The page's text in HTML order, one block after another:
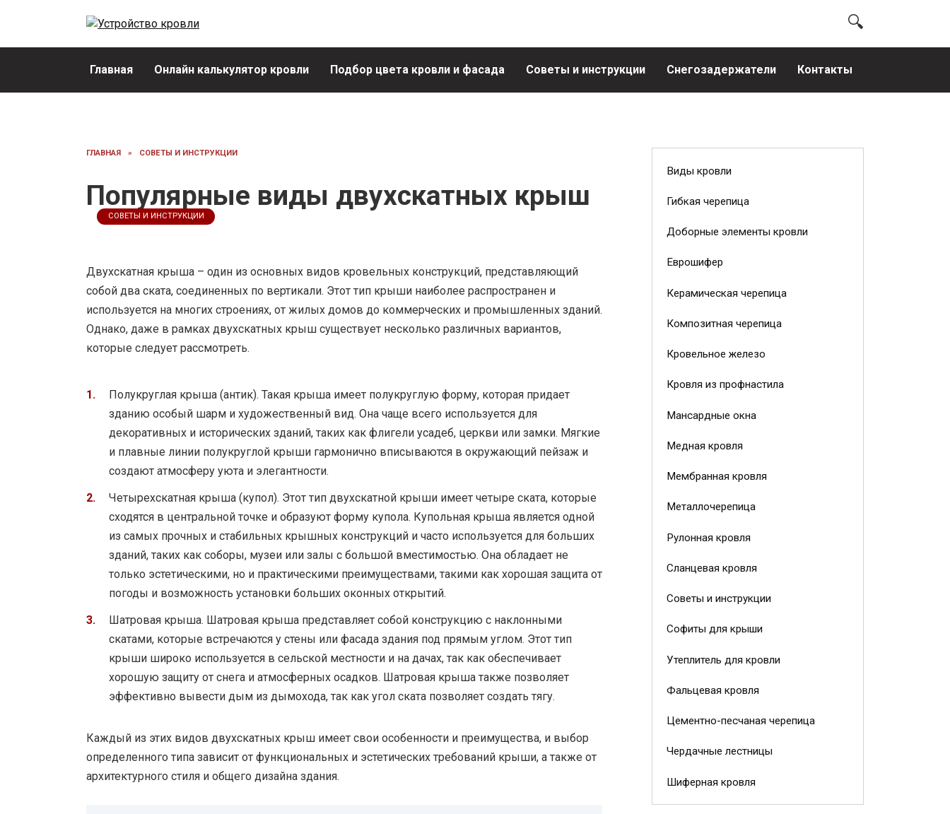
Главная Онлайн калькулятор кровли Подбор цвета кровли и фасада Советы и инструкции Снегозадержатели Контакты
ГЛАВНАЯ » СОВЕТЫ И ИНСТРУКЦИИ
Популярные виды двухскатных крыш
СОВЕТЫ И ИНСТРУКЦИИ
Двухскатная крыша – один из основных видов кровельных конструкций, представляющий
собой два ската, соединенных по вертикали. Этот тип крыши наиболее распространен и
используется на многих строениях, от жилых домов до коммерческих и промышленных зданий.
Однако, даже в рамках двухскатных крыш существует несколько различных вариантов,
которые следует рассмотреть.
Полукруглая крыша (антик). Такая крыша имеет полукруглую форму, которая придает
зданию особый шарм и художественный вид. Она чаще всего используется для
декоративных и исторических зданий, таких как флигели усадеб, церкви или замки. Мягкие
и плавные линии полукруглой крыши гармонично вписываются в окружающий пейзаж и
создают атмосферу уюта и элегантности.
Четырехскатная крыша (купол). Этот тип двухскатной крыши имеет четыре ската, которые
сходятся в центральной точке и образуют форму купола. Купольная крыша является одной
из самых прочных и стабильных крышных конструкций и часто используется для больших
зданий, таких как соборы, музеи или залы с большой вместимостью. Она обладает не
только эстетическими, но и практическими преимуществами, такими как хорошая защита от
погоды и возможность установки больших оконных открытий.
Шатровая крыша. Шатровая крыша представляет собой конструкцию с наклонными
скатами, которые встречаются у стены или фасада здания под прямым углом. Этот тип
крыши широко используется в сельской местности и на дачах, так как обеспечивает
хорошую защиту от снега и атмосферных осадков. Шатровая крыша также позволяет
эффективно вывести дым из дымохода, так как угол ската позволяет создать тягу.
Каждый из этих видов двухскатных крыш имеет свои особенности и преимущества, и выбор
определенного типа зависит от функциональных и эстетических требований крыши, а также от
архитектурного стиля и общего дизайна здания.
Виды кровли
Гибкая черепица
Доборные элементы кровли
Еврошифер
Керамическая черепица
Композитная черепица
Кровельное железо
Кровля из профнастила
Мансардные окна
Медная кровля
Мембранная кровля
Металлочерепица
Рулонная кровля
Сланцевая кровля
Советы и инструкции
Софиты для крыши
Утеплитель для кровли
Фальцевая кровля
Цементно-песчаная черепица
Чердачные лестницы
Шиферная кровля